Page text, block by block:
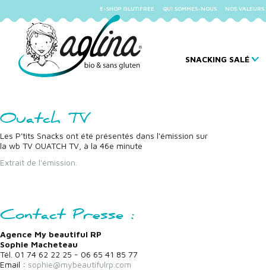
E-SHOP GLUTIFREE QUI SOMMES-NOUS NOS VALEURS
SNACKING SALÉ
Ouatch TV
Les P'tits Snacks ont été présentés dans l'émission sur
la wb TV OUATCH TV, à la 46e minute
Extrait de l'émission.
Contact Presse :
Agence My beautiful RP
Sophie Macheteau
Tél. 01 74 62 22 25 - 06 65 41 85 77
Email : sophie@mybeautifulrp.com